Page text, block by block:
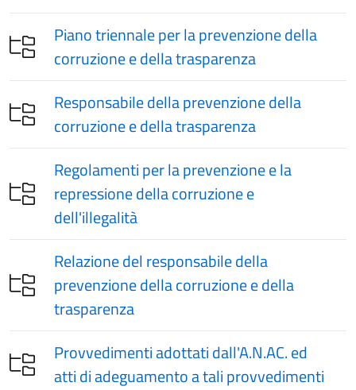
Piano triennale per la prevenzione della
corruzione e della trasparenza
Responsabile della prevenzione della
corruzione e della trasparenza
Regolamenti per la prevenzione e la
repressione della corruzione e
dell'illegalità
Relazione del responsabile della
prevenzione della corruzione e della
trasparenza
Provvedimenti adottati dall'A.N.AC. ed
atti di adeguamento a tali provvedimenti